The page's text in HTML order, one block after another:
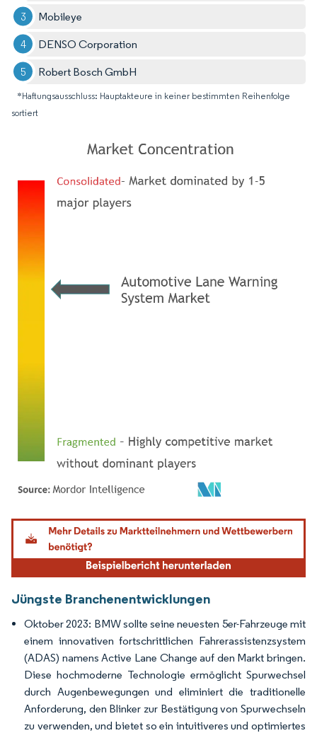
Mobileye
DENSO Corporation
Robert Bosch GmbH
*Haftungsausschluss: Hauptakteure in keiner bestimmten Reihenfolge
sortiert
Bild © Mordor Intelligence. Wiederverwendung erfordert Namensnennung gemäß
Jüngste Branchenentwicklungen
Oktober 2023: BMW sollte seine neuesten 5er-Fahrzeuge mit
einem innovativen fortschrittlichen Fahrerassistenzsystem
(ADAS) namens Active Lane Change auf den Markt bringen.
Diese hochmoderne Technologie ermöglicht Spurwechsel
durch Augenbewegungen und eliminiert die traditionelle
Anforderung, den Blinker zur Bestätigung von Spurwechseln
zu verwenden, und bietet so ein intuitiveres und optimiertes